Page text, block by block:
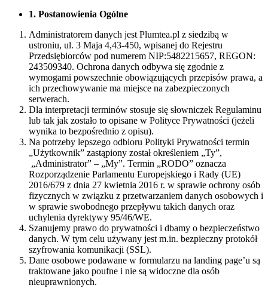
1. Postanowienia Ogólne
Administratorem danych jest Plumtea.pl z siedzibą w
ustroniu, ul. 3 Maja 4,43-450, wpisanej do Rejestru
Przedsiębiorców pod numerem NIP:5482215657, REGON:
243509340. Ochrona danych odbywa się zgodnie z
wymogami powszechnie obowiązujących przepisów prawa, a
ich przechowywanie ma miejsce na zabezpieczonych
serwerach.
Dla interpretacji terminów stosuje się słowniczek Regulaminu
lub tak jak zostało to opisane w Polityce Prywatności (jeżeli
wynika to bezpośrednio z opisu).
Na potrzeby lepszego odbioru Polityki Prywatności termin
„Użytkownik” zastąpiony został określeniem „Ty”,
„Administrator” – „My”. Termin „RODO” oznacza
Rozporządzenie Parlamentu Europejskiego i Rady (UE)
2016/679 z dnia 27 kwietnia 2016 r. w sprawie ochrony osób
fizycznych w związku z przetwarzaniem danych osobowych i
w sprawie swobodnego przepływu takich danych oraz
uchylenia dyrektywy 95/46/WE.
Szanujemy prawo do prywatności i dbamy o bezpieczeństwo
danych. W tym celu używany jest m.in. bezpieczny protokół
szyfrowania komunikacji (SSL).
Dane osobowe podawane w formularzu na landing page’u są
traktowane jako poufne i nie są widoczne dla osób
nieuprawnionych.